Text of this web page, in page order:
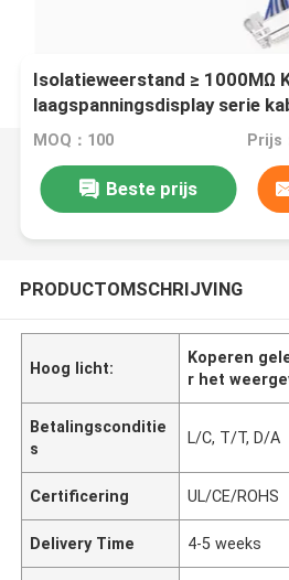
Isolatieweerstand ≥ 1000MΩ
laagspanningsdisplay serie
behoeften
MOQ：100 Prijs
Beste prijs
PRODUCTOMSCHRIJVING
Hoog licht:
Koperen
r het
Betalingsconditie
s
L/C, T/T, D/A
Certificering UL/CE/ROHS
Delivery Time 4-5 weeks